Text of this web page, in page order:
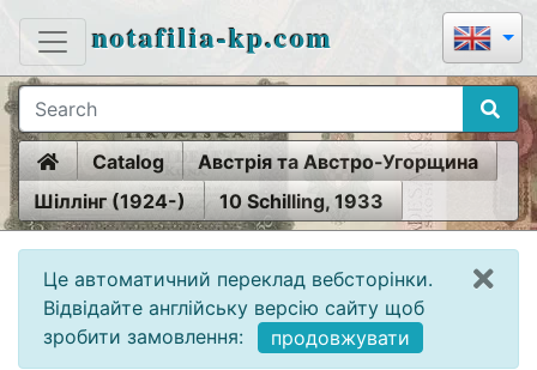
notafilia-kp.com
HomeCatalog
Австрія та Австро-Угорщина
Шіллінг (1924-)
10 Schilling, 1933
Це автоматичний переклад вебсторінки.
Відвідайте англійську версію сайту щоб
зробити замовлення:
продовжувати